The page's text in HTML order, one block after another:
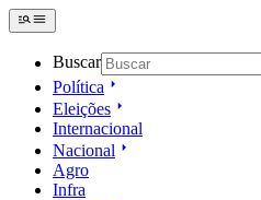
Buscar
Política
Eleições
Internacional
Nacional
Agro
Infra